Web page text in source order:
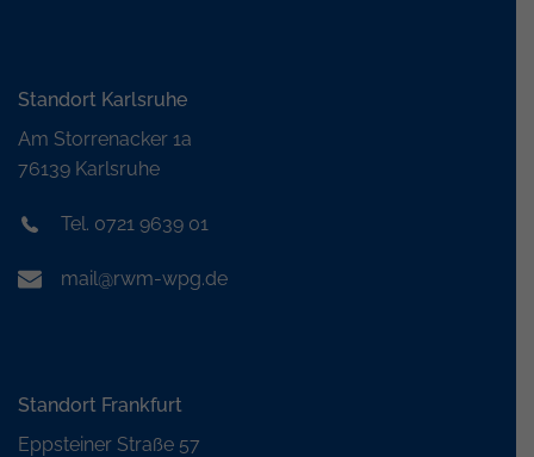
Standort Karlsruhe
Am Storrenacker 1a
76139 Karlsruhe
Tel. 0721 9639 01
mail@rwm-wpg.de
Standort Frankfurt
Eppsteiner Straße 57